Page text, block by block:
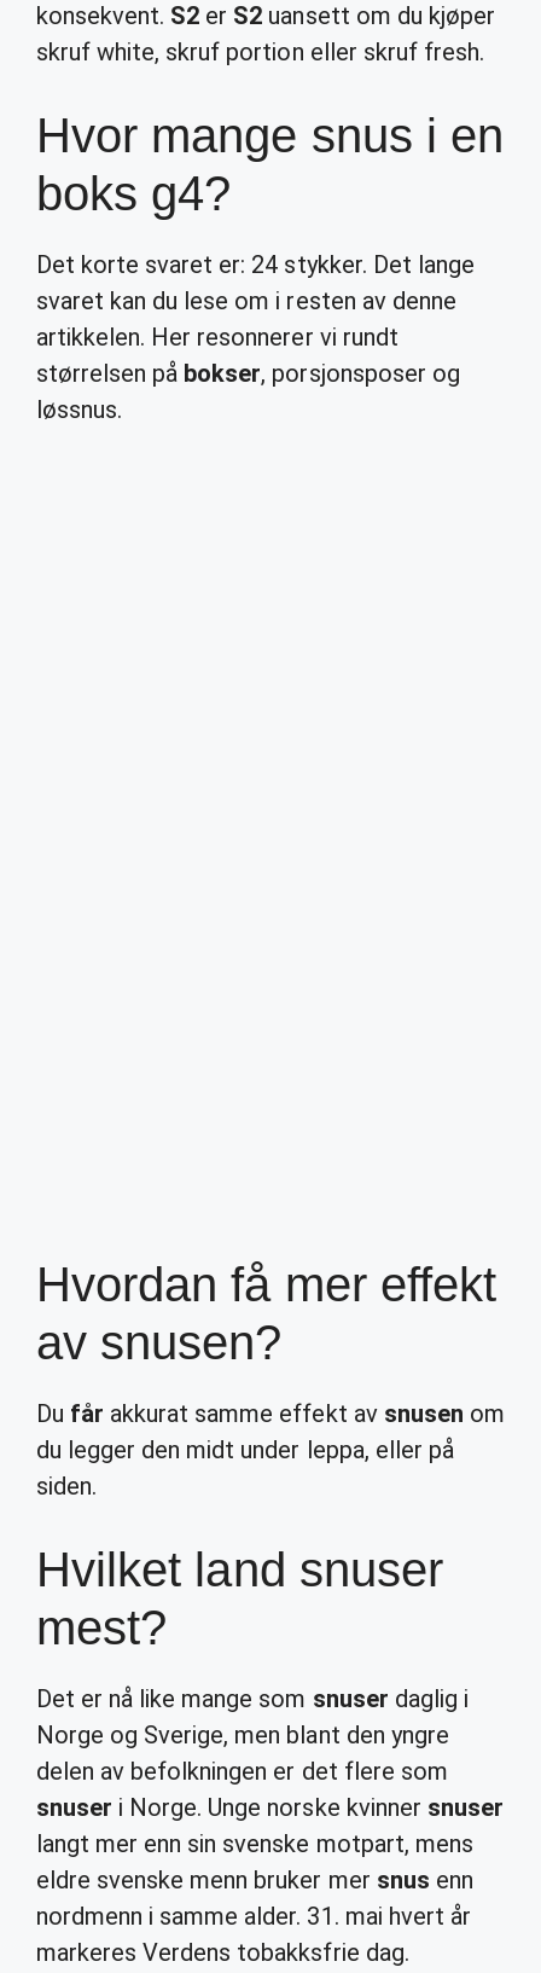
konsekvent. S2 er S2 uansett om du kjøper
skruf white, skruf portion eller skruf fresh.
Hvor mange snus i en
boks g4?
Det korte svaret er: 24 stykker. Det lange
svaret kan du lese om i resten av denne
artikkelen. Her resonnerer vi rundt
størrelsen på bokser, porsjonsposer og
løssnus.
Hvordan få mer effekt
av snusen?
Du får akkurat samme effekt av snusen om
du legger den midt under leppa, eller på
siden.
Hvilket land snuser
mest?
Det er nå like mange som snuser daglig i
Norge og Sverige, men blant den yngre
delen av befolkningen er det flere som
snuser i Norge. Unge norske kvinner snuser
langt mer enn sin svenske motpart, mens
eldre svenske menn bruker mer snus enn
nordmenn i samme alder. 31. mai hvert år
markeres Verdens tobakksfrie dag.